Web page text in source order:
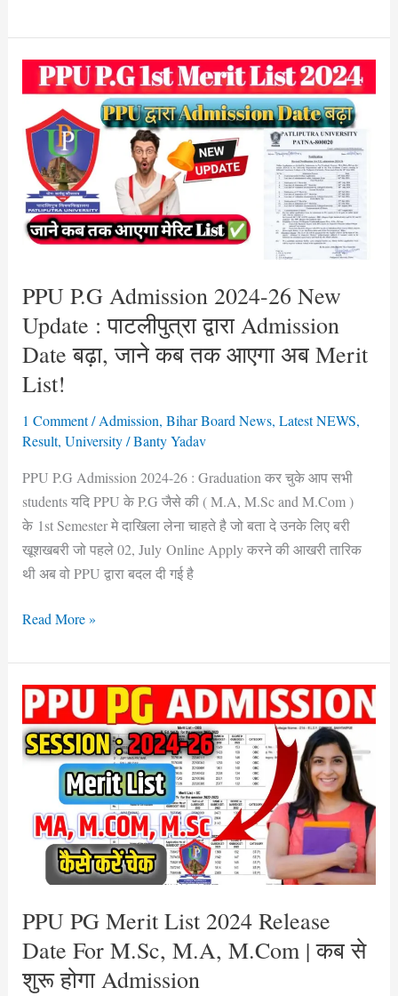
PPU P.G Admission 2024-26 New
Update : पाटलीपुत्रा द्वारा Admission
Date बढ़ा, जाने कब तक आएगा अब Merit
List!
1 Comment /Admission, Bihar Board News, Latest NEWS,
Result, University/Banty Yadav
PPU P.G Admission 2024-26 : Graduation कर चुके आप सभी
students यदि PPU के P.G जैसे की ( M.A, M.Sc and M.Com )
के 1st Semester मे दाखिला लेना चाहते है जो बता दे उनके लिए बरी
खूशखबरी जो पहले 02, July Online Apply करने की आखरी तारिक
थी अब वो PPU द्वारा बदल दी गई है
PPU
P.G
Admission
2024-
26
New
Update
द्वारा
Date
बढ़ा,
जाने
तक
अब
Merit
List!
Read More »
PPU PG Merit List 2024 Release
Date For M.Sc, M.A, M.Com | कब से
शुरू होगा Admission
PPU
PG
Merit
Release
Date
M.Sc,
M.A,
|
कब